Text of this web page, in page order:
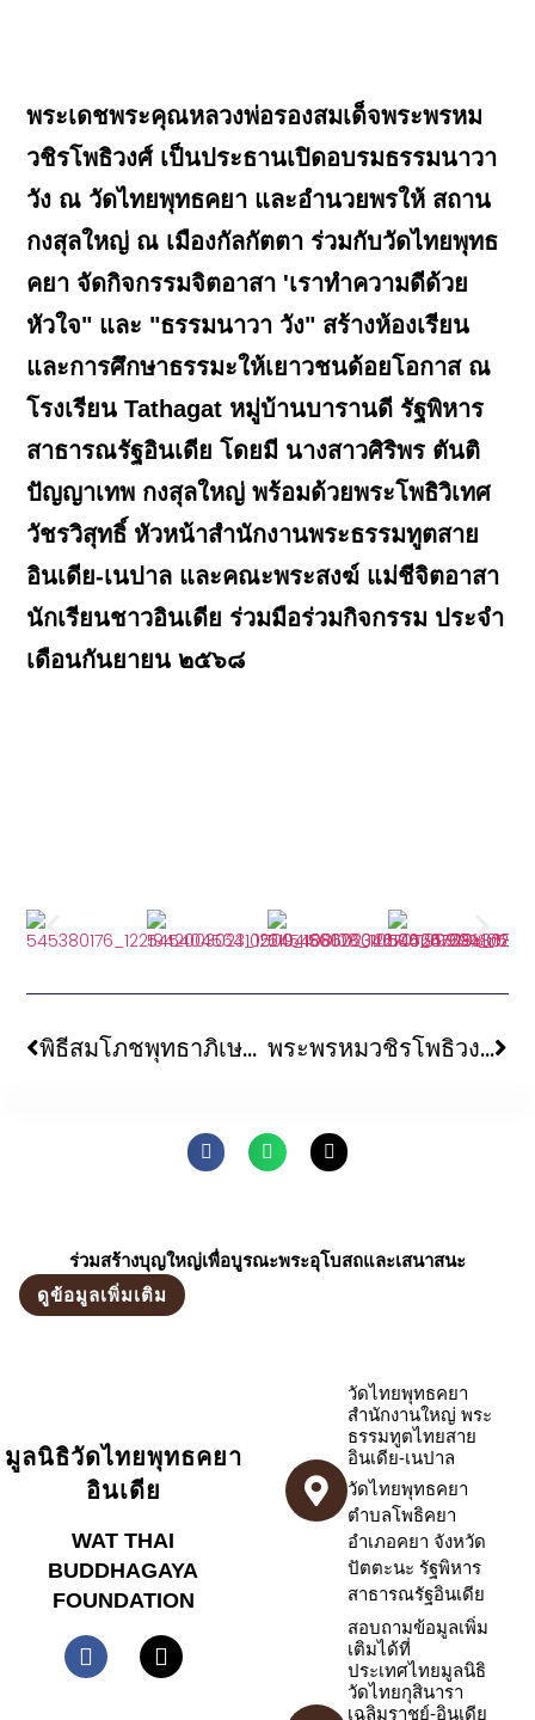
พระเดชพระคุณหลวงพ่อรองสมเด็จพระพรหม
วชิรโพธิวงศ์ เป็นประธานเปิดอบรมธรรมนาวา
วัง ณ วัดไทยพุทธคยา และอำนวยพรให้ สถาน
กงสุลใหญ่ ณ เมืองกัลกัตตา ร่วมกับวัดไทยพุทธ
คยา จัดกิจกรรมจิตอาสา 'เราทําความดีด้วย
หัวใจ" และ "ธรรมนาวา วัง" สร้างห้องเรียน
และการศึกษาธรรมะให้เยาวชนด้อยโอกาส ณ
โรงเรียน Tathagat หมู่บ้านบารานดี รัฐพิหาร
สาธารณรัฐอินเดีย โดยมี นางสาวศิริพร ตันติ
ปัญญาเทพ กงสุลใหญ่ พร้อมด้วยพระโพธิวิเทศ
วัชรวิสุทธิ์ หัวหน้าสํานักงานพระธรรมทูตสาย
อินเดีย-เนปาล และคณะพระสงฆ์ แม่ชีจิตอาสา
นักเรียนชาวอินเดีย ร่วมมือร่วมกิจกรรม ประจำ
เดือนกันยายน ๒๕๖๘
พิธีสมโภชพุทธาภิเษกพระพุทธเมตตา วัดสุวรรณภูมิพุทธชยันตี พระพรหมวชิรโพธิวงศ์ ร่วมพิธีทำบุญเจริญอายุวัฒนมงคลครบ ๘๐ ปี พระพรหมเสนาบดี เจ้าอาวาสวัดปทุมคงคาวรวิหาร ที่ปรึกษากรรมการมหาเถรสมาคม
ร่วมสร้างบุญใหญ่เพื่อบูรณะพระอุโบสถและเสนาสนะ
ดูข้อมูลเพิ่มเติม
มูลนิธิวัดไทยพุทธคยา
อินเดีย
WAT THAI
BUDDHAGAYA
FOUNDATION
วัดไทยพุทธคยา
สำนักงานใหญ่ พระ
ธรรมทูตไทยสาย
อินเดีย-เนปาล
วัดไทยพุทธคยา
ตำบลโพธิคยา
อำเภอคยา จังหวัด
ปัตตะนะ รัฐพิหาร
สาธารณรัฐอินเดีย
สอบถามข้อมูลเพิ่ม
เติมได้ที่
ประเทศไทยมูลนิธิ
วัดไทยกุสินารา
เฉลิมราชย์-อินเดีย